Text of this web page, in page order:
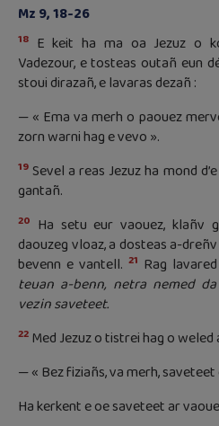
Mz 9, 18-26
18 E keit ha ma oa Jezuz o
Vadezour, e tosteas outañ eun
stoui dirazañ, e lavaras dezañ :
— « Ema va merh o paouez
zorn warni hag e vevo ».
19 Sevel a reas Jezuz ha mond
gantañ.
20 Ha setu eur vaouez, klañv
daouzeg vloaz, a dosteas a-
bevenn e vantell.21 Rag
teuan a-benn, netra nemed
vezin saveteet.
22 Med Jezuz o tistrei hag o weled
— « Bez fiziañs, va merh,
Ha kerkent e oe saveteet ar